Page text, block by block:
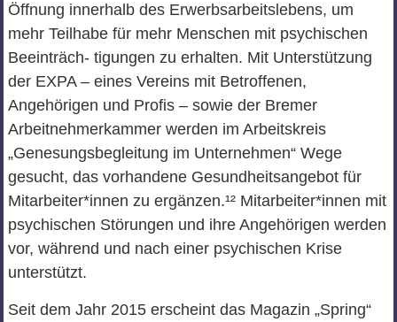
Öffnung innerhalb des Erwerbsarbeitslebens, um
mehr Teilhabe für mehr Menschen mit psychischen
Beeinträch- tigungen zu erhalten. Mit Unterstützung
der EXPA – eines Vereins mit Betroffenen,
Angehörigen und Profis – sowie der Bremer
Arbeitnehmerkammer werden im Arbeitskreis
„Genesungsbegleitung im Unternehmen“ Wege
gesucht, das vorhandene Gesundheitsangebot für
Mitarbeiter*innen zu ergänzen.¹² Mitarbeiter*innen mit
psychischen Störungen und ihre Angehörigen werden
vor, während und nach einer psychischen Krise
unterstützt.
Seit dem Jahr 2015 erscheint das Magazin „Spring“